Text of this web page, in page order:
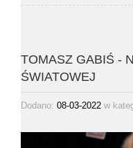
TOMASZ GABIŚ -
ŚWIATOWEJ
Dodano: 08-03-2022w